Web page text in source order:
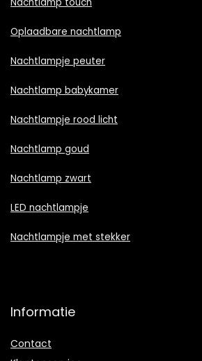
Oplaadbare nachtlamp
Nachtlampje peuter
Nachtlamp babykamer
Nachtlampje rood licht
Nachtlamp goud
Nachtlamp zwart
LED nachtlampje
Nachtlampje met stekker
Informatie
Contact